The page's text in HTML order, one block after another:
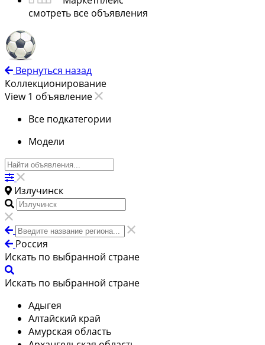
смотреть все объявления
Вернуться назад
Коллекционирование
View 1 объявление
Все подкатегории
Модели
Излучинск
Россия
Искать по выбранной стране
Искать по выбранной стране
Адыгея
Алтайский край
Амурская область